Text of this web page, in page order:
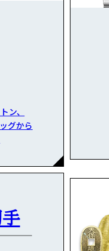
ン、
グから